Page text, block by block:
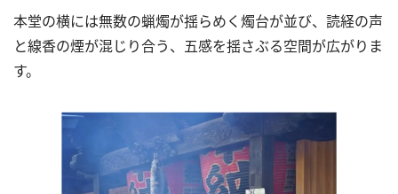
本堂の横には無数の蝋燭が揺らめく燭台が並び、読経の声
と線香の煙が混じり合う、五感を揺さぶる空間が広がりま
す。